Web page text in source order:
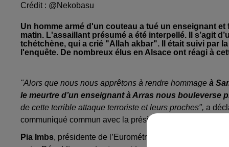
Crédit : @Nekobasu
Un homme armé d'un couteau a tué un enseignant
matin. L'assaillant présumé a été interpellé. Il s’agit
tchétchène, qui a crié "Allah akbar". Il était suivi par
l'enquête. De nombreux élus en Alsace ont réagi à
"Alors que nous nous apprêtons à rendre hommage à
le meurtre d’un enseignant à Arras nous bouleverse
de cette terrible attaque terroriste et leurs proches", a
communiqué commun avec la présidente de
Pia Imbs, présidente de l’Eurométropole de Strasbourg a